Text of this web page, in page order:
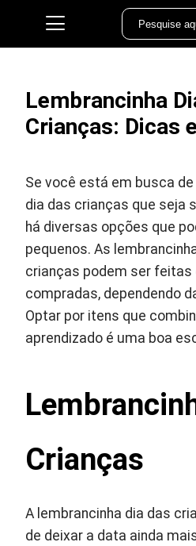
Lembrancinha
Crianças: Dicas
Se você está em busca
dia das crianças que seja
há diversas opções que
pequenos. As
crianças podem ser feitas
compradas, dependendo
Optar por itens que
aprendizado é uma boa
Crianças
A lembrancinha dia das
de deixar a data ainda